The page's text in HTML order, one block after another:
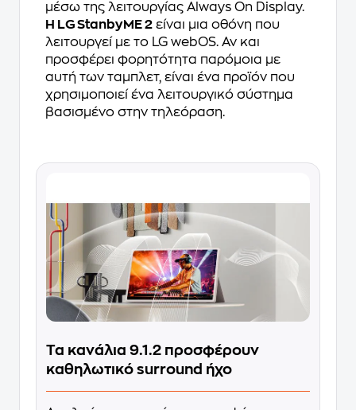
μέσω της λειτουργίας Always On Display.
Η LG StanbyME 2 είναι μια οθόνη που
λειτουργεί με το LG webOS. Αν και
προσφέρει φορητότητα παρόμοια με
αυτή των ταμπλετ, είναι ένα προϊόν που
χρησιμοποιεί ένα λειτουργικό σύστημα
βασισμένο στην τηλεόραση.
Τα κανάλια 9.1.2 προσφέρουν
καθηλωτικό surround ήχο